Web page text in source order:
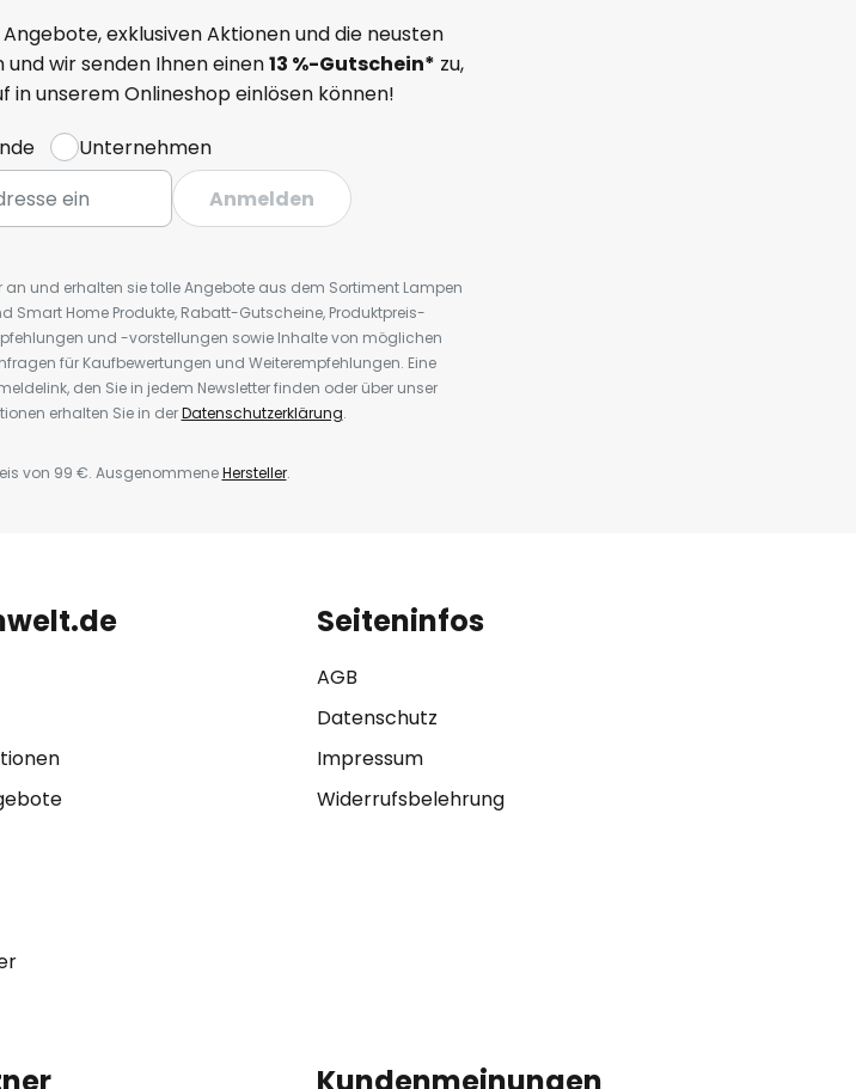
exklusiven Aktionen und die neusten
wir senden Ihnen einen13 %-Gutschein* zu,
in unserem Onlineshop einlösen können!
Unternehmen
Anmelden
an und erhalten sie tolle Angebote aus dem Sortiment Lampen
Smart Home Produkte, Rabatt-Gutscheine, Produktpreis-
und -vorstellungen sowie Inhalte von möglichen
für Kaufbewertungen und Weiterempfehlungen. Eine
den Sie in jedem Newsletter finden oder über unser
erhalten Sie in derDatenschutzerklärung.
von 99 €. AusgenommeneHersteller.
Seiteninfos
AGB
Datenschutz
Impressum
Widerrufsbelehrung